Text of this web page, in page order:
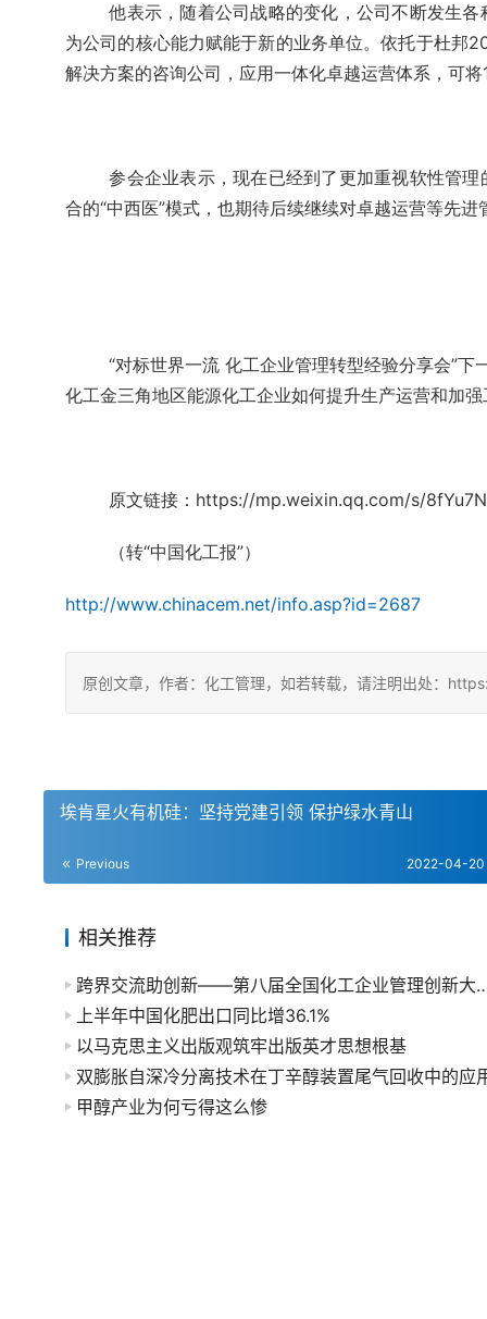
他表示，随着公司战略的变化，公司不断发生
为公司的核心能力赋能于新的业务单位。依托于杜邦
解决方案的咨询公司，应用一体化卓越运营体系，可
参会企业表示，现在已经到了更加重视软性管
合的“中西医”模式，也期待后续继续对卓越运营等先
“对标世界一流 化工企业管理转型经验分享会”
化工金三角地区能源化工企业如何提升生产运营和加
原文链接：https://mp.weixin.qq.com/s/
（转“中国化工报”）
http://www.chinacem.net/info.asp?id=2687
原创文章，作者：化工管理，如若转载，请注明出处：
埃肯星火有机硅：坚持党建引领 保护绿水青山
Previous 2022-04-20
相关推荐
跨界交流助创新——第八届全
上半年中国化肥出口同比增36.1%
以马克思主义出版观筑牢出版英才思想根基
双膨胀自深冷分离技术在丁辛醇装置尾气回收中的应
甲醇产业为何亏得这么惨